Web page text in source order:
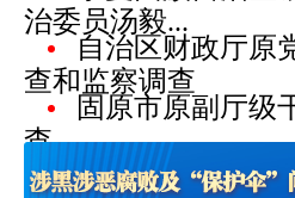
治委员汤毅...
自治区财政厅原
查和监察调查
固原市原副厅级
查